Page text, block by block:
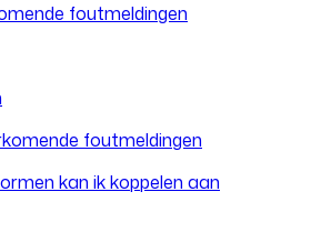
foutmeldingen
foutmeldingen
kan ik koppelen aan